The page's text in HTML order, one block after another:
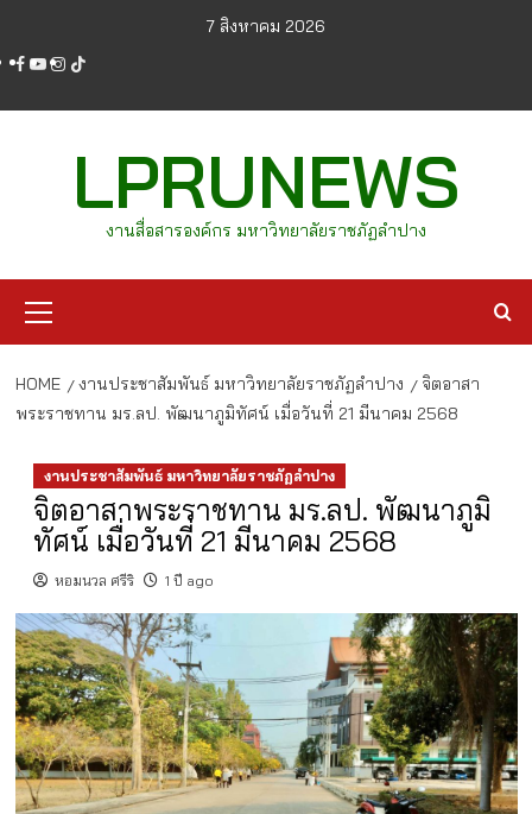
content
7 สิงหาคม 2026
facebook
youtube
instagram
tiktok
LPRUNEWS
งานสื่อสารองค์กร มหาวิทยาลัยราชภัฏลำปาง
Menu
HOME งานประชาสัมพันธ์ มหาวิทยาลัยราชภัฏลำปาง
จิตอาสา
พระราชทาน มร.ลป. พัฒนาภูมิทัศน์ เมื่อวันที่ 21 มีนาคม 2568
งานประชาสัมพันธ์ มหาวิทยาลัยราชภัฏลำปาง
จิตอาสาพระราชทาน มร.ลป. พัฒนาภูมิ
ทัศน์ เมื่อวันที่ 21 มีนาคม 2568
หอมนวล ศรีริ 1 ปี ago